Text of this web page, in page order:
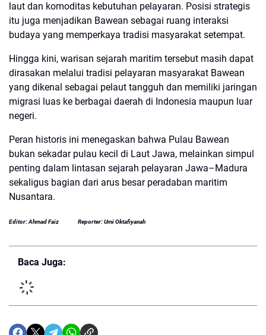
laut dan komoditas kebutuhan pelayaran. Posisi strategis
itu juga menjadikan Bawean sebagai ruang interaksi
budaya yang memperkaya tradisi masyarakat setempat.
Hingga kini, warisan sejarah maritim tersebut masih dapat
dirasakan melalui tradisi pelayaran masyarakat Bawean
yang dikenal sebagai pelaut tangguh dan memiliki jaringan
migrasi luas ke berbagai daerah di Indonesia maupun luar
negeri.
Peran historis ini menegaskan bahwa Pulau Bawean
bukan sekadar pulau kecil di Laut Jawa, melainkan simpul
penting dalam lintasan sejarah pelayaran Jawa–Madura
sekaligus bagian dari arus besar peradaban maritim
Nusantara.
Editor: Ahmad Faiz Reporter: Umi Oktafiyanah
Baca Juga: